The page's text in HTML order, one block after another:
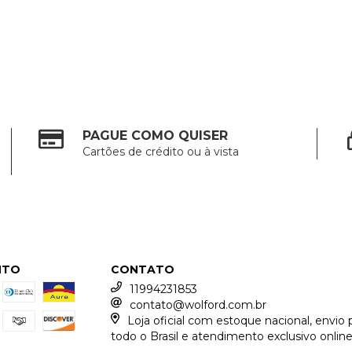
PAGUE COMO QUISER
Cartões de crédito ou à vista
CONTATO
11994231853
contato@wolford.com.br
Loja oficial com estoque nacional, envio
todo o Brasil e atendimento exclusivo